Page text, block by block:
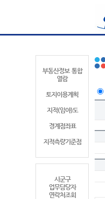
부동산정보 통합
열람
토지이용계획
지적(임야)도
경계점좌표
지적측량기준점
시군구
업무담당자
연락처조회